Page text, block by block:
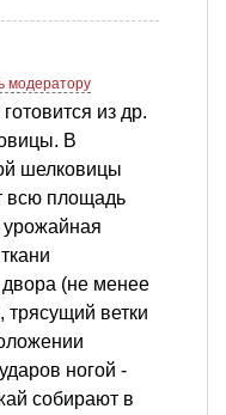
модератору
из др.
В
шелковицы
всю площадь
(не менее
трясущий ветки
ногой -
собирают в